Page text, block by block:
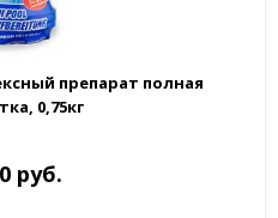
препарат полная
0,75кг
руб.